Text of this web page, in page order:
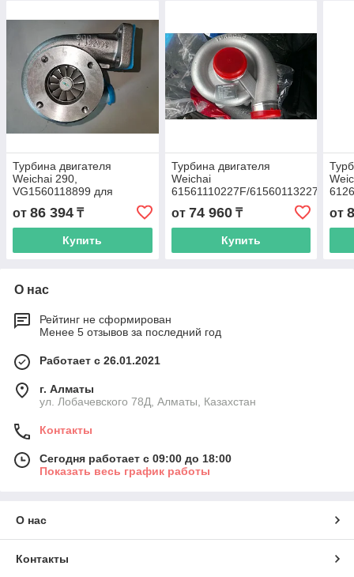
Турбина двигателя
Weichai 290,
VG1560118899 для
двигателя(турбокомпрессор)
от 86 394 ₸
Купить
Турбина двигателя
Weichai
61561110227F/61560113227
двигателя(турбокомпрессор)
от 74 960₸
Купить
от
О нас
Рейтинг не сформирован
Менее 5 отзывов за последний год
Работает с 26.01.2021
г. Алматы
ул. Лобачевского 78Д, Алматы, Казахстан
Контакты
Сегодня работает с 09:00 до 18:00
Показать весь график работы
О нас
Контакты